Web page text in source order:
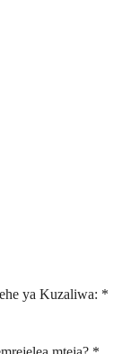
ya Kuzaliwa: *